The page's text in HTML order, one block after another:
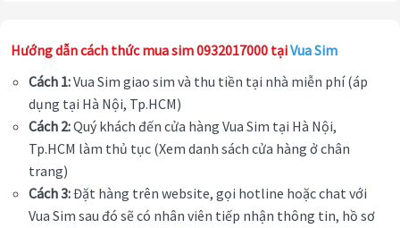
Hướng dẫn cách thức mua sim 0932017000 tạiVua Sim
Cách 1:Vua Sim giao sim và thu tiền tại nhà miễn phí (áp
dụng tại Hà Nội, Tp.HCM)
Cách 2:Quý khách đến cửa hàng Vua Sim tại Hà Nội,
Tp.HCM làm thủ tục (Xem danh sách cửa hàng ở chân
trang)
Cách 3:Đặt hàng trên website, gọi hotline hoặc chat với
Vua Sim sau đó sẽ có nhân viên tiếp nhận thông tin, hồ sơ